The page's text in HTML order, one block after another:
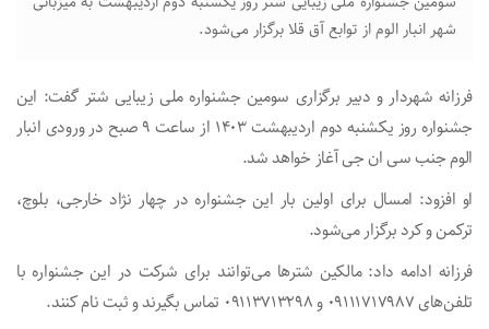
شهر انبار الوم از توابع آق قلا برگزار می‌شود.
فرزانه شهردار و دبیر برگزاری سومین جشنواره ملی زیبایی شتر گفت: این
جشنواره روز یکشنبه دوم اردیبهشت ۱۴۰۳ از ساعت ۹ صبح در ورودی انبار
الوم جنب سی ان جی آغاز خواهد شد.
او افزود: امسال برای اولین بار این جشنواره در چهار نژاد خارجی، بلوچ،
ترکمن و کرد برگزار می‌شود.
فرزانه ادامه داد: مالکین شتر‌ها می‌توانند برای شرکت در این جشنواره با
تلفن‌های ۰۹۱۱۱۷۱۷۹۸۷ و ۰۹۱۱۳۷۱۳۲۹۸ تماس بگیرند و ثبت نام کنند.